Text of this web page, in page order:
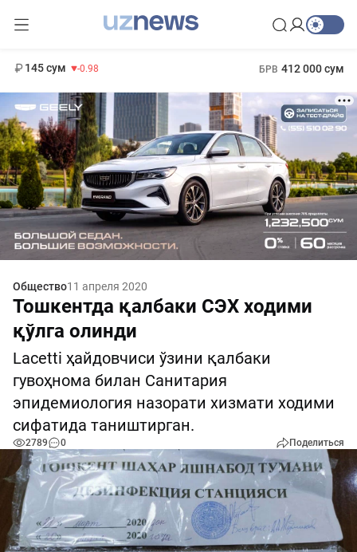
145 сум -0.98 БРВ 412 000 сум
Общество11 апреля 2020
Тошкентда қалбаки СЭХ ходими
қўлга олинди
Lacetti ҳайдовчиси ўзини қалбаки
гувоҳнома билан Санитария
эпидемиология назорати хизмати ходими
сифатида таништирган.
2789 0 Поделиться